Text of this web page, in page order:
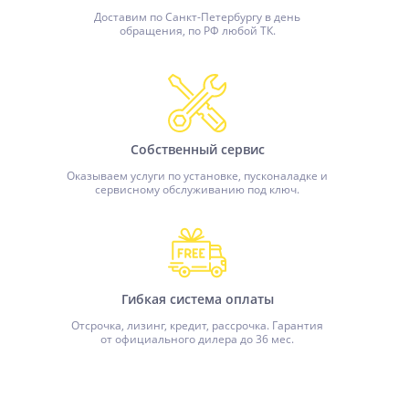
Доставим по Санкт-Петербургу в день
обращения, по РФ любой ТК.
Собственный сервис
Оказываем услуги по установке, пусконаладке и
сервисному обслуживанию под ключ.
Гибкая система оплаты
Отсрочка, лизинг, кредит, рассрочка. Гарантия
от официального дилера до 36 мес.